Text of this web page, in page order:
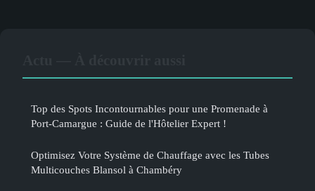
Top des Spots Incontournables pour une Promenade à
Port-Camargue : Guide de l'Hôtelier Expert !
Optimisez Votre Système de Chauffage avec les Tubes
Multicouches Blansol à Chambéry